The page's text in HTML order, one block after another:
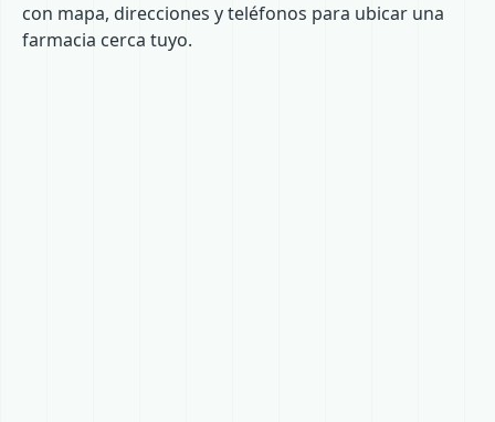
con mapa, direcciones y teléfonos para ubicar una
farmacia cerca tuyo.